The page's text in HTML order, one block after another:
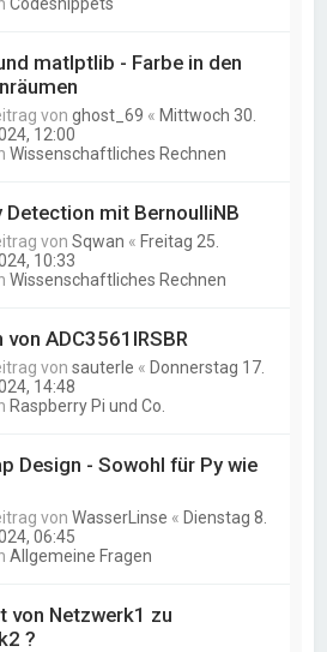
matlptlib - Farbe in den
vonghost_69 « Mittwoch 30.
12:00
Wissenschaftliches Rechnen
Detection mit BernoulliNB
vonSqwan « Freitag 25.
10:33
Wissenschaftliches Rechnen
von ADC3561IRSBR
vonsauterle « Donnerstag 17.
14:48
Raspberry Pi und Co.
Design - Sowohl für Py wie
vonWasserLinse « Dienstag 8.
06:45
Allgemeine Fragen
von Netzwerk1 zu
?